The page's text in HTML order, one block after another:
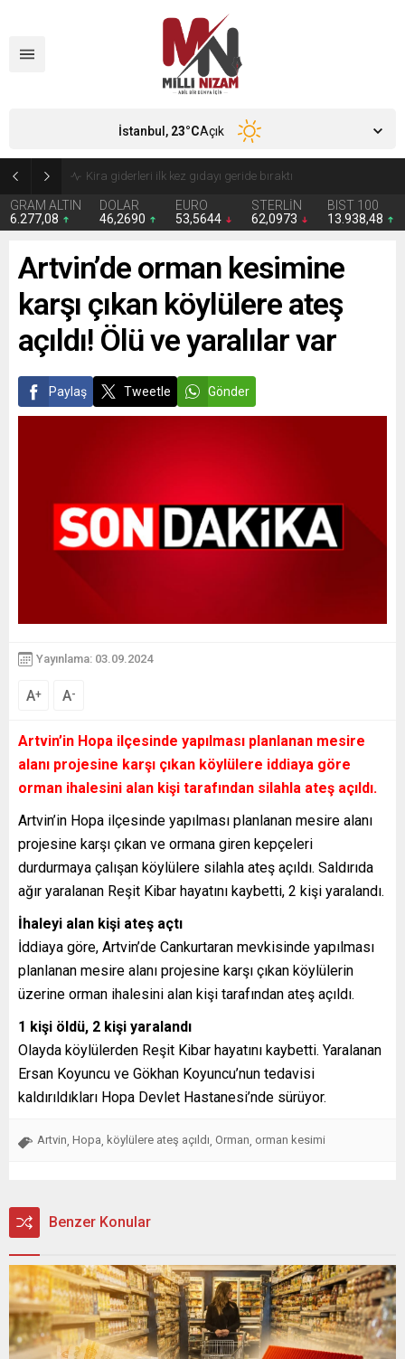
GRAM ALTIN
6.277,08
DOLAR
46,2690
EURO
53,5644
STERLİN
62,0973
BIST 100
13.938,48
İstanbul, 23°CAçık
Artvin’de orman kesimine
karşı çıkan köylülere ateş
açıldı! Ölü ve yaralılar var
Paylaş Tweetle Gönder
Yayınlama: 03.09.2024
A+ A-
Artvin’in Hopa ilçesinde yapılması planlanan mesire
alanı projesine karşı çıkan köylülere iddiaya göre
orman ihalesini alan kişi tarafından silahla ateş açıldı.
Artvin’in Hopa ilçesinde yapılması planlanan mesire alanı
projesine karşı çıkan ve ormana giren kepçeleri
durdurmaya çalışan köylülere silahla ateş açıldı. Saldırıda
ağır yaralanan Reşit Kibar hayatını kaybetti, 2 kişi yaralandı.
İhaleyi alan kişi ateş açtı
İddiaya göre, Artvin’de Cankurtaran mevkisinde yapılması
planlanan mesire alanı projesine karşı çıkan köylülerin
üzerine orman ihalesini alan kişi tarafından ateş açıldı.
1 kişi öldü, 2 kişi yaralandı
Olayda köylülerden Reşit Kibar hayatını kaybetti. Yaralanan
Ersan Koyuncu ve Gökhan Koyuncu’nun tedavisi
kaldırıldıkları Hopa Devlet Hastanesi’nde sürüyor.
Artvin Hopa köylülere ateş açıldı Orman orman kesimi
Benzer Konular